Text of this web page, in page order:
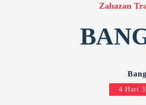
Zahazan
4 Hari